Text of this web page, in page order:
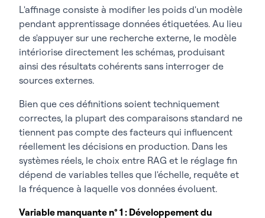
L'affinage consiste à modifier les poids d'un modèle
pendant apprentissage données étiquetées. Au lieu
de s'appuyer sur une recherche externe, le modèle
intériorise directement les schémas, produisant
ainsi des résultats cohérents sans interroger de
sources externes.
Bien que ces définitions soient techniquement
correctes, la plupart des comparaisons standard ne
tiennent pas compte des facteurs qui influencent
réellement les décisions en production. Dans les
systèmes réels, le choix entre RAG et le réglage fin
dépend de variables telles que l'échelle, requête et
la fréquence à laquelle vos données évoluent.
Variable manquante n° 1 : Développement du